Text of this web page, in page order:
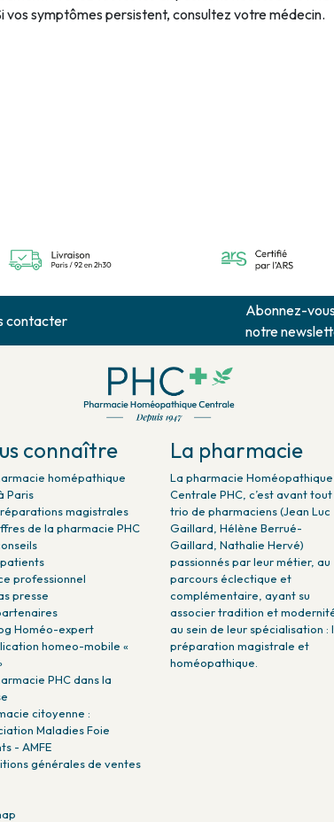
vos symptômes persistent, consultez votre médecin.
contacter
Abonnez-
notre
connaître
homépathique
Paris
magistrales
de la pharmacie PHC
professionnel
presse
Homéo-expert
homeo-mobile «
PHC dans la
citoyenne :
Maladies Foie
- AMFE
générales de ventes
La pharmacie
La pharmacie Homéopathique
Centrale PHC, c’est avant tout
trio de pharmaciens (Jean Luc
Gaillard, Hélène Berrué-
Gaillard, Nathalie Hervé)
passionnés par leur métier, au
parcours éclectique et
complémentaire, ayant su
associer tradition et
au sein de leur spécialisation :
préparation magistrale et
homéopathique.